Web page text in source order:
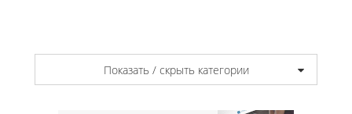
Показать / скрыть категории